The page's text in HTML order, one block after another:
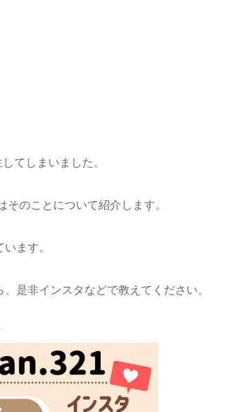
てしまいました。
そのことについて紹介します。
ます。
是非インスタなどで教えてください。